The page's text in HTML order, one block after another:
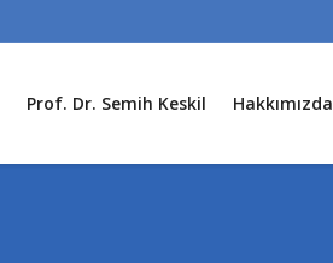
Prof. Dr. Semih Keskil Hakkımızda